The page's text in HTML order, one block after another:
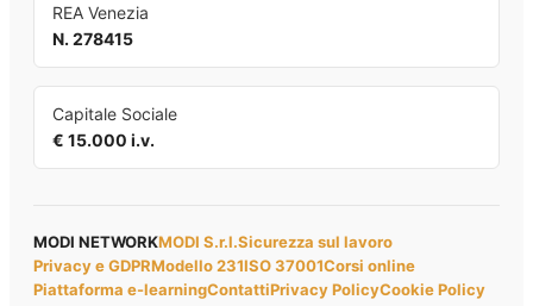
REA Venezia
N. 278415
Capitale Sociale
€ 15.000 i.v.
MODI NETWORKMODI S.r.l.Sicurezza sul lavoro
Privacy e GDPRModello 231ISO 37001Corsi online
Piattaforma e-learningContattiPrivacy PolicyCookie Policy